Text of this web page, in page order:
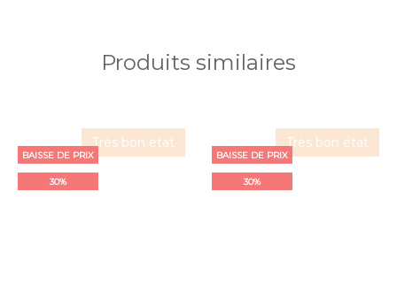
Produits similaires
Très bon état
BAISSE DE PRIX
30%
Très bon état
BAISSE DE PRIX
30%